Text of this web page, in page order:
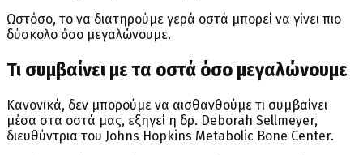
Ωστόσο, το να διατηρούμε γερά οστά μπορεί να γίνει πιο
δύσκολο όσο μεγαλώνουμε.
Τι συμβαίνει με τα οστά όσο μεγαλώνουμε
Κανονικά, δεν μπορούμε να αισθανθούμε τι συμβαίνει
μέσα στα οστά μας, εξηγεί η δρ. Deborah Sellmeyer,
διευθύντρια του Johns Hopkins Metabolic Bone Center.